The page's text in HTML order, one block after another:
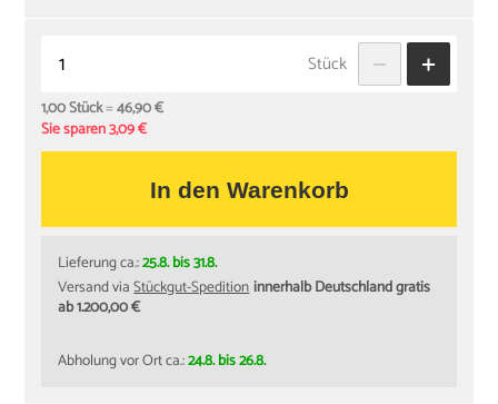
Stück
1,00 Stück=46,90 €
Sie sparen 3,09 €
In den Warenkorb
Lieferung ca.:25.8. bis 31.8.
Versand viaStückgut-Speditioninnerhalb Deutschland gratis
ab 1.200,00 €
Abholung vor Ort ca.:24.8. bis 26.8.